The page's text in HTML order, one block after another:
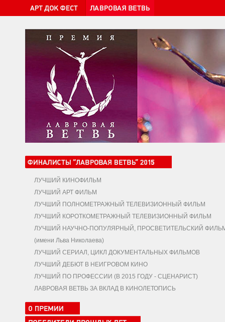
ЛУЧШИЙ КИНОФИЛЬМ
ЛУЧШИЙ АРТ ФИЛЬМ
ЛУЧШИЙ ПОЛНОМЕТРАЖНЫЙ ТЕЛЕВИЗИОННЫЙ ФИЛЬМ
ЛУЧШИЙ КОРОТКОМЕТРАЖНЫЙ ТЕЛЕВИЗИОННЫЙ ФИЛЬМ
ЛУЧШИЙ НАУЧНО-ПОПУЛЯРНЫЙ, ПРОСВЕТИТЕЛЬСКИЙ
(имени Льва Николаева)
ЛУЧШИЙ СЕРИАЛ, ЦИКЛ ДОКУМЕНТАЛЬНЫХ ФИЛЬМОВ
ЛУЧШИЙ ДЕБЮТ В НЕИГРОВОМ КИНО
ЛУЧШИЙ ПО ПРОФЕССИИ (В 2015 ГОДУ - СЦЕНАРИСТ)
ЛАВРОВАЯ ВЕТВЬ ЗА ВКЛАД В КИНОЛЕТОПИСЬ